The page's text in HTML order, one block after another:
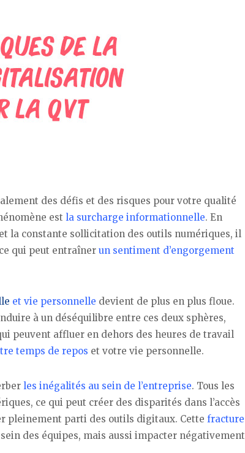
des défis et des risques pour votre qualité
est la surcharge informationnelle. En
la constante sollicitation des outils numériques, il
qui peut entraîner un sentiment d’engorgement
et vie personnelle devient de plus en plus floue.
à un déséquilibre entre ces deux sphères,
peuvent affluer en dehors des heures de travail
temps de repos et votre vie personnelle.
les inégalités au sein de l’entreprise. Tous les
ce qui peut créer des disparités dans l’accès
pleinement parti des outils digitaux. Cette fracture
des équipes, mais aussi impacter négativement